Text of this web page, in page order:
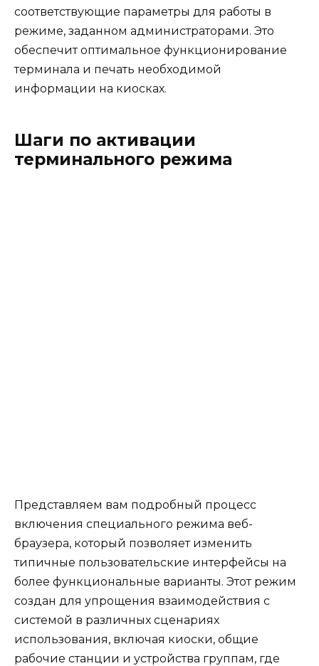
соответствующие параметры для работы в
режиме, заданном администраторами. Это
обеспечит оптимальное функционирование
терминала и печать необходимой
информации на киосках.
Шаги по активации
терминального режима
Представляем вам подробный процесс
включения специального режима веб-
браузера, который позволяет изменить
типичные пользовательские интерфейсы на
более функциональные варианты. Этот режим
создан для упрощения взаимодействия с
системой в различных сценариях
использования, включая киоски, общие
рабочие станции и устройства группам, где